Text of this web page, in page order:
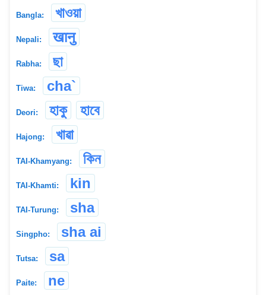
Bangla: খাওয়া
Nepali: खानु
Rabha: ছা
Tiwa: cha`
Deori: হাকু হাবে
Hajong: খাৱা
TAI-Khamyang: কিন
TAI-Khamti: kin
TAI-Turung: sha
Singpho: sha ai
Tutsa: sa
Paite: ne